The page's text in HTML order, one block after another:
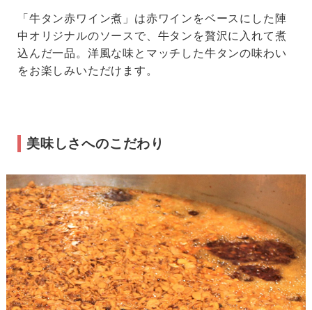
「牛タン赤ワイン煮」は赤ワインをベースにした陣
中オリジナルのソースで、牛タンを贅沢に入れて煮
込んだ一品。洋風な味とマッチした牛タンの味わい
をお楽しみいただけます。
美味しさへのこだわり